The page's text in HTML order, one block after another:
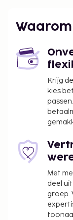
aankomst zo
aankomst op
Check-in tijd:
Waarom
Krijg
kies
Met
deel
groep.